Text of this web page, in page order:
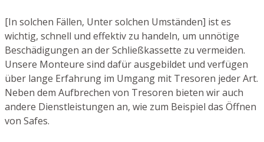
[In solchen Fällen, Unter solchen Umständen] ist es
wichtig, schnell und effektiv zu handeln, um unnötige
Beschädigungen an der Schließkassette zu vermeiden.
Unsere Monteure sind dafür ausgebildet und verfügen
über lange Erfahrung im Umgang mit Tresoren jeder Art.
Neben dem Aufbrechen von Tresoren bieten wir auch
andere Dienstleistungen an, wie zum Beispiel das Öffnen
von Safes.